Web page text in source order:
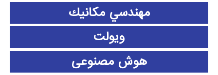
مهندسي مكانيك
ویولت
هوش مصنوعی